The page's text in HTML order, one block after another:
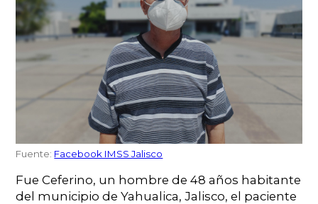
Fuente: Facebook IMSS Jalisco
Fue Ceferino, un hombre de 48 años habitante
del municipio de Yahualica, Jalisco, el paciente